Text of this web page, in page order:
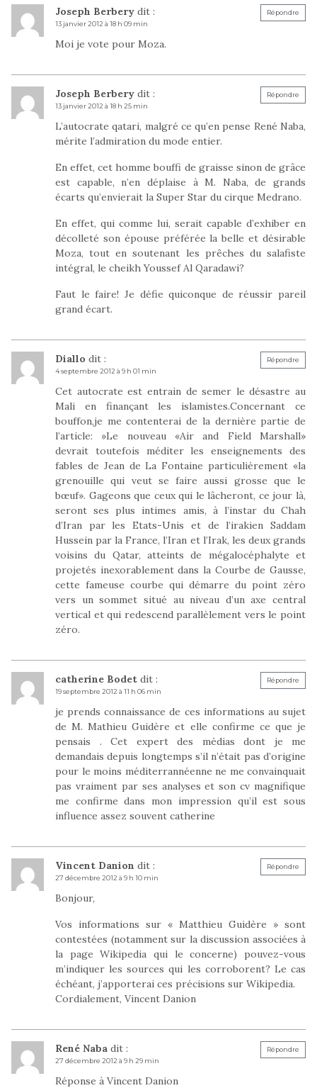
Joseph Berbery dit :
13 janvier 2012 à 18 h 09 min
Moi je vote pour Moza.
Répondre
Joseph Berbery dit :
13 janvier 2012 à 18 h 25 min
L’autocrate qatari, malgré ce qu’en pense René Naba,
mérite l’admiration du mode entier.
En effet, cet homme bouffi de graisse sinon de grâce
est capable, n’en déplaise à M. Naba, de grands
écarts qu’envierait la Super Star du cirque Medrano.
En effet, qui comme lui, serait capable d’exhiber en
décolleté son épouse préférée la belle et désirable
Moza, tout en soutenant les prêches du salafiste
intégral, le cheikh Youssef Al Qaradawi?
Faut le faire! Je défie quiconque de réussir pareil
grand écart.
Répondre
Diallo dit :
4 septembre 2012 à 9 h 01 min
Cet autocrate est entrain de semer le désastre au
Mali en finançant les islamistes.Concernant ce
bouffon,je me contenterai de la dernière partie de
l’article: »Le nouveau «Air and Field Marshall»
devrait toutefois méditer les enseignements des
fables de Jean de La Fontaine particulièrement «la
grenouille qui veut se faire aussi grosse que le
bœuf». Gageons que ceux qui le lâcheront, ce jour là,
seront ses plus intimes amis, à l’instar du Chah
d’Iran par les Etats-Unis et de l’irakien Saddam
Hussein par la France, l’Iran et l’Irak, les deux grands
voisins du Qatar, atteints de mégalocéphalyte et
projetés inexorablement dans la Courbe de Gausse,
cette fameuse courbe qui démarre du point zéro
vers un sommet situé au niveau d’un axe central
vertical et qui redescend parallèlement vers le point
zéro.
Répondre
catherine Bodet dit :
19 septembre 2012 à 11 h 06 min
je prends connaissance de ces informations au sujet
de M. Mathieu Guidère et elle confirme ce que je
pensais . Cet expert des médias dont je me
demandais depuis longtemps s’il n’était pas d’origine
pour le moins méditerrannéenne ne me convainquait
pas vraiment par ses analyses et son cv magnifique
me confirme dans mon impression qu’il est sous
influence assez souvent catherine
Répondre
Vincent Danion dit :
27 décembre 2012 à 9 h 10 min
Bonjour,
Vos informations sur « Matthieu Guidère » sont
contestées (notamment sur la discussion associées à
la page Wikipedia qui le concerne) pouvez-vous
m’indiquer les sources qui les corroborent? Le cas
échéant, j’apporterai ces précisions sur Wikipedia.
Cordialement, Vincent Danion
Répondre
René Naba dit :
27 décembre 2012 à 9 h 29 min
Réponse à Vincent Danion
Répondre